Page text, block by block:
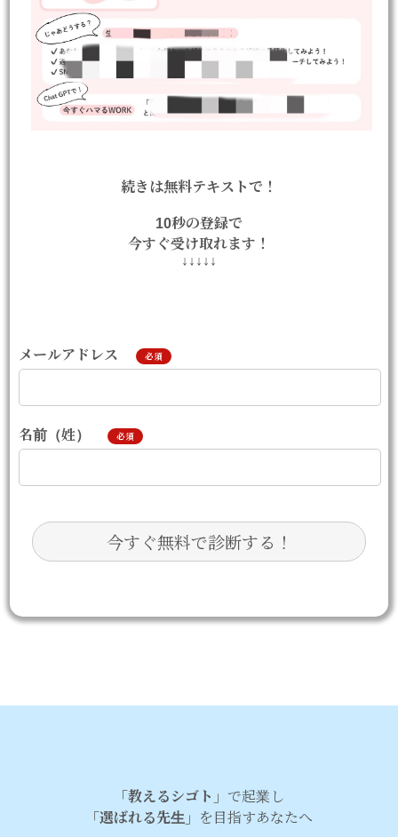
続きは無料テキストで！
10秒の登録で
今すぐ受け取れます！
↓↓↓↓↓
メールアドレス 必須
名前（姓） 必須
「教えるシゴト」 で起業し
「選ばれる先生」
を目指すあなたへ